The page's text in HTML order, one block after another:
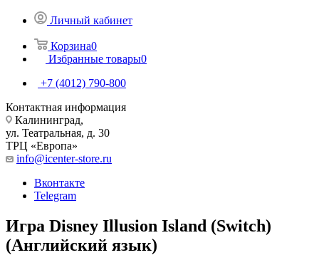
Личный кабинет
Корзина0
Избранные товары0
+7 (4012) 790-800
Контактная информация
Калининград,
ул. Театральная, д. 30
ТРЦ «Европа»
info@icenter-store.ru
Вконтакте
Telegram
Игра Disney Illusion Island (Switch)
(Английский язык)